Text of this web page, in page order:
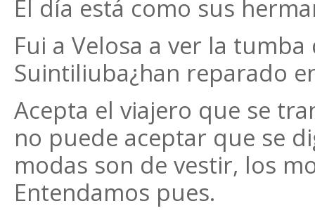
El día está como sus
Fui a Velosa a ver la
Suintiliuba¿han reparado
Acepta el viajero que se
no puede aceptar que se
modas son de vestir, los
Entendamos pues.